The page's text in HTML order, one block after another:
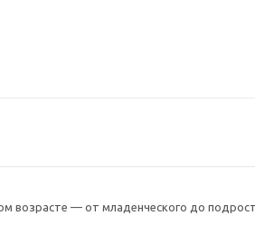
возрасте — от младенческого до